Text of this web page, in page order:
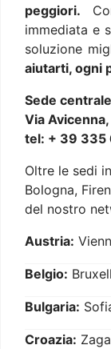
peggiori.
immediata e
soluzione
aiutarti, ogni
Sede
Via
tel: + 39
Oltre le sedi
Bologna,
del nostro
Austria:
Belgio:
Bulgaria:
Croazia: